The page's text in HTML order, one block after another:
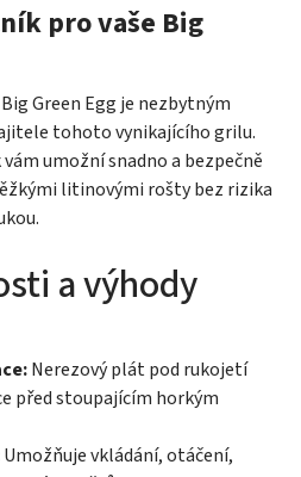
pro vaše Big
Green Egg je nezbytným
tohoto vynikajícího grilu.
umožní snadno a bezpečně
litinovými rošty bez rizika
a výhody
Nerezový plát pod rukojetí
před stoupajícím horkým
Umožňuje vkládání, otáčení,